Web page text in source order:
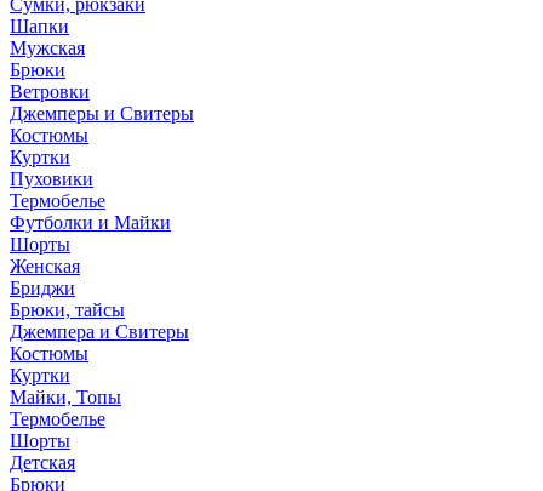
Сумки, рюкзаки
Шапки
Мужская
Брюки
Ветровки
Джемперы и Свитеры
Костюмы
Куртки
Пуховики
Термобелье
Футболки и Майки
Шорты
Женская
Бриджи
Брюки, тайсы
Джемпера и Свитеры
Костюмы
Куртки
Майки, Топы
Термобелье
Шорты
Детская
Брюки